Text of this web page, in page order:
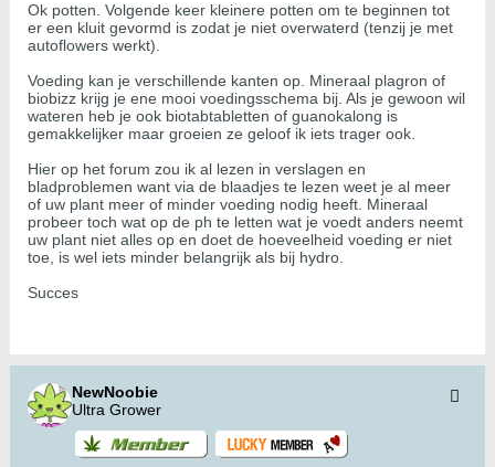
Ok potten. Volgende keer kleinere potten om te beginnen tot
er een kluit gevormd is zodat je niet overwaterd (tenzij je met
autoflowers werkt).
Voeding kan je verschillende kanten op. Mineraal plagron of
biobizz krijg je ene mooi voedingsschema bij. Als je gewoon wil
wateren heb je ook biotabtabletten of guanokalong is
gemakkelijker maar groeien ze geloof ik iets trager ook.
Hier op het forum zou ik al lezen in verslagen en
bladproblemen want via de blaadjes te lezen weet je al meer
of uw plant meer of minder voeding nodig heeft. Mineraal
probeer toch wat op de ph te letten wat je voedt anders neemt
uw plant niet alles op en doet de hoeveelheid voeding er niet
toe, is wel iets minder belangrijk als bij hydro.
Succes
NewNoobie
Ultra Grower